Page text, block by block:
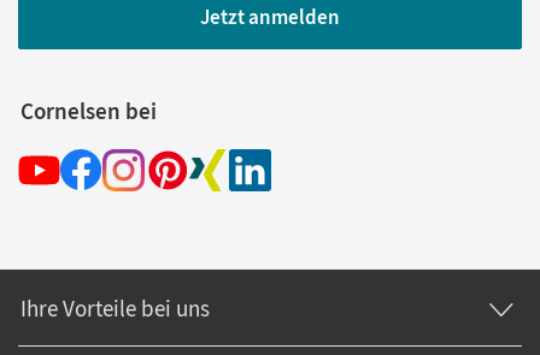
Jetzt anmelden
Cornelsen bei
Ihre Vorteile bei uns